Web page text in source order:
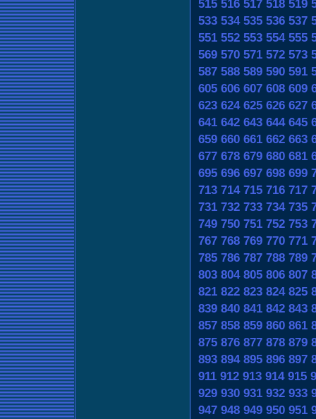
515 516 517 518 519
533 534 535 536 537
551 552 553 554 555
569 570 571 572 573
587 588 589 590 591
605 606 607 608 609
623 624 625 626 627
641 642 643 644 645
659 660 661 662 663
677 678 679 680 681
695 696 697 698 699
713 714 715 716 717
731 732 733 734 735
749 750 751 752 753
767 768 769 770 771
785 786 787 788 789
803 804 805 806 807
821 822 823 824 825
839 840 841 842 843
857 858 859 860 861
875 876 877 878 879
893 894 895 896 897
911 912 913 914 915
929 930 931 932 933
947 948 949 950 951